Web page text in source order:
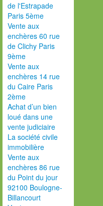
de l'Estrapade
Paris 5ème
Vente aux
enchères 60 rue
de Clichy Paris
9ème
Vente aux
enchères 14 rue
du Caire Paris
2ème
Achat d’un bien
loué dans une
vente judiciaire
La société civile
immobilière
Vente aux
enchères 86 rue
du Point du jour
92100 Boulogne-
Billancourt